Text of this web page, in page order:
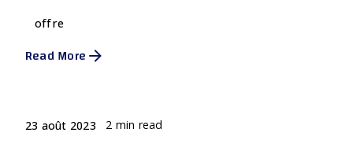
offre
Read More
23 août 2023 2 min read